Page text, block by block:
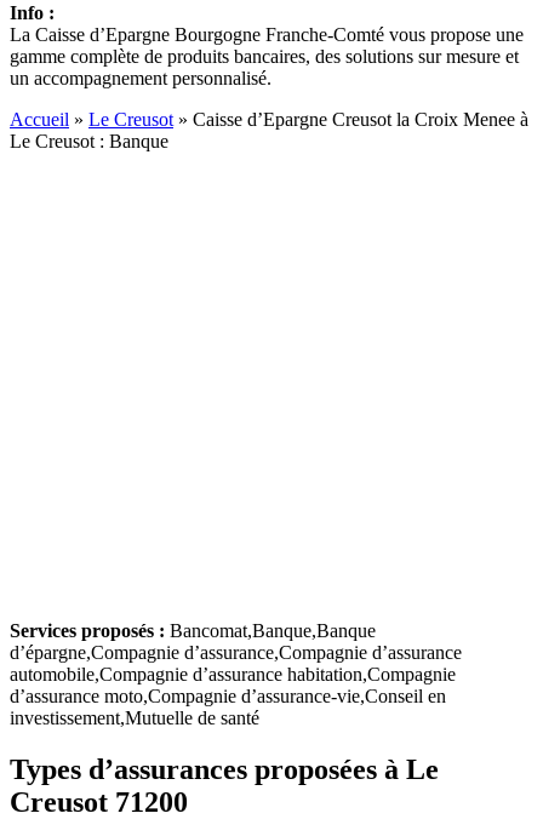
Info :
La Caisse d’Epargne Bourgogne Franche-Comté vous propose une
gamme complète de produits bancaires, des solutions sur mesure et
un accompagnement personnalisé.
Accueil » Le Creusot » Caisse d’Epargne Creusot la Croix Menee à
Le Creusot : Banque
Services proposés : Bancomat,Banque,Banque
d’épargne,Compagnie d’assurance,Compagnie d’assurance
automobile,Compagnie d’assurance habitation,Compagnie
d’assurance moto,Compagnie d’assurance-vie,Conseil en
investissement,Mutuelle de santé
Types d’assurances proposées à Le
Creusot 71200